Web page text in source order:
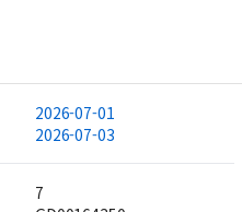
2026-07-01
2026-07-03
7